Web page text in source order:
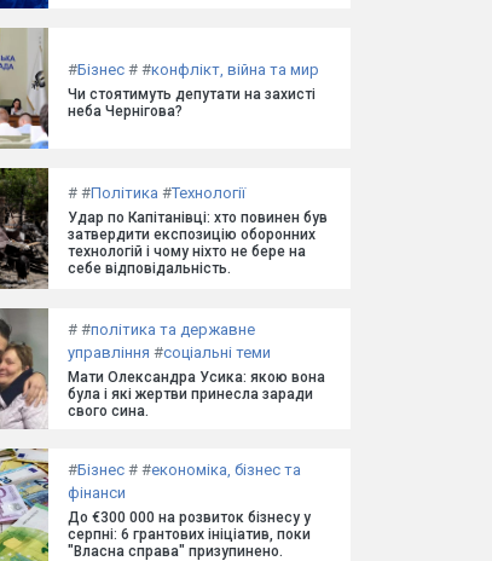
#Бізнес # #конфлікт, війна та мир
Чи стоятимуть депутати на захисті
неба Чернігова?
# #Політика #Технології
Удар по Капітанівці: хто повинен був
затвердити експозицію оборонних
технологій і чому ніхто не бере на
себе відповідальність.
# #політика та державне
управління #соціальні теми
Мати Олександра Усика: якою вона
була і які жертви принесла заради
свого сина.
#Бізнес # #економіка, бізнес та
фінанси
До €300 000 на розвиток бізнесу у
серпні: 6 грантових ініціатив, поки
"Власна справа" призупинено.